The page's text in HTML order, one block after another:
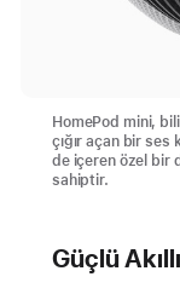
HomePod mini,
çığır açan bir
de içeren özel bir
sahiptir.
Güçlü